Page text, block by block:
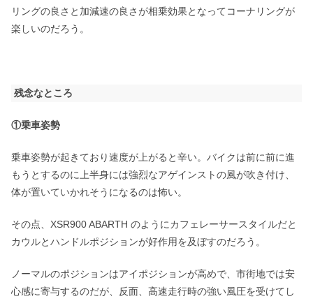
リングの良さと加減速の良さが相乗効果となってコーナリングが
楽しいのだろう。
残念なところ
①乗車姿勢
乗車姿勢が起きており速度が上がると辛い。バイクは前に前に進
もうとするのに上半身には強烈なアゲインストの風が吹き付け、
体が置いていかれそうになるのは怖い。
その点、XSR900 ABARTH のようにカフェレーサースタイルだと
カウルとハンドルポジションが好作用を及ぼすのだろう。
ノーマルのポジションはアイポジションが高めで、市街地では安
心感に寄与するのだが、反面、高速走行時の強い風圧を受けてし